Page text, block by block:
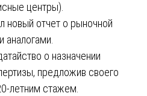
центры).
новый отчет о рыночной
аналогами.
о назначении
предложив своего
летним стажем.